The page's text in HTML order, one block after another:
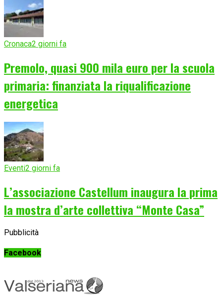
Cronaca2 giorni fa
Premolo, quasi 900 mila euro per la scuola
primaria: finanziata la riqualificazione
energetica
Eventi2 giorni fa
L’associazione Castellum inaugura la prima
la mostra d’arte collettiva “Monte Casa”
Pubblicità
Facebook